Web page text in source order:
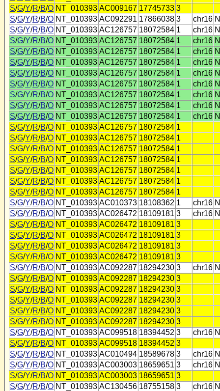
S/G/Y/R/B/O NT_010393 AC009167 17745733 3
S/G/Y/R/B/O NT_010393 AC092291 17866038 3 chr16
S/G/Y/R/B/O NT_010393 AC126757 18072584 1 chr16
S/G/Y/R/B/O NT_010393 AC126757 18072584 1 chr16
S/G/Y/R/B/O NT_010393 AC126757 18072584 1 chr16
S/G/Y/R/B/O NT_010393 AC126757 18072584 1 chr16
S/G/Y/R/B/O NT_010393 AC126757 18072584 1 chr16
S/G/Y/R/B/O NT_010393 AC126757 18072584 1 chr16
S/G/Y/R/B/O NT_010393 AC126757 18072584 1 chr16
S/G/Y/R/B/O NT_010393 AC126757 18072584 1 chr16
S/G/Y/R/B/O NT_010393 AC126757 18072584 1 chr16
S/G/Y/R/B/O NT_010393 AC126757 18072584 1
S/G/Y/R/B/O NT_010393 AC126757 18072584 1
S/G/Y/R/B/O NT_010393 AC126757 18072584 1
S/G/Y/R/B/O NT_010393 AC126757 18072584 1
S/G/Y/R/B/O NT_010393 AC126757 18072584 1
S/G/Y/R/B/O NT_010393 AC126757 18072584 1
S/G/Y/R/B/O NT_010393 AC126757 18072584 1
S/G/Y/R/B/O NT_010393 AC010373 18108362 1 chr16
S/G/Y/R/B/O NT_010393 AC026472 18109181 3 chr16
S/G/Y/R/B/O NT_010393 AC026472 18109181 3
S/G/Y/R/B/O NT_010393 AC026472 18109181 3
S/G/Y/R/B/O NT_010393 AC026472 18109181 3
S/G/Y/R/B/O NT_010393 AC026472 18109181 3
S/G/Y/R/B/O NT_010393 AC092287 18294230 3 chr16
S/G/Y/R/B/O NT_010393 AC092287 18294230 3
S/G/Y/R/B/O NT_010393 AC092287 18294230 3
S/G/Y/R/B/O NT_010393 AC092287 18294230 3
S/G/Y/R/B/O NT_010393 AC092287 18294230 3
S/G/Y/R/B/O NT_010393 AC092287 18294230 3
S/G/Y/R/B/O NT_010393 AC099518 18394452 3 chr16
S/G/Y/R/B/O NT_010393 AC099518 18394452 3
S/G/Y/R/B/O NT_010393 AC010494 18589678 3 chr16
S/G/Y/R/B/O NT_010393 AC003003 18659651 3 chr16
S/G/Y/R/B/O NT_010393 AC003003 18659651 3
S/G/Y/R/B/O NT_010393 AC130456 18755158 3 chr16